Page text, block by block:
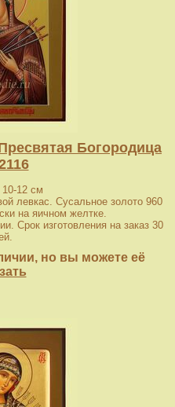
Богородица
12 см
левкас. Сусальное золото 960
на яичном желтке.
Срок изготовления на заказ 30
но вы можете её